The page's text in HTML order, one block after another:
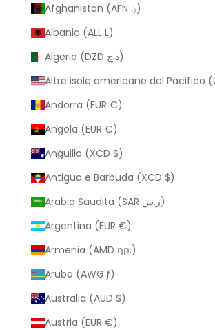
Afghanistan (AFN ؋)
Albania (ALL L)
Algeria (DZD د.ج)
Altre isole americane del Pacifico
Andorra (EUR €)
Angola (EUR €)
Anguilla (XCD $)
Antigua e Barbuda (XCD $)
Arabia Saudita (SAR ر.س)
Argentina (EUR €)
Armenia (AMD դր.)
Aruba (AWG ƒ)
Australia (AUD $)
Austria (EUR €)